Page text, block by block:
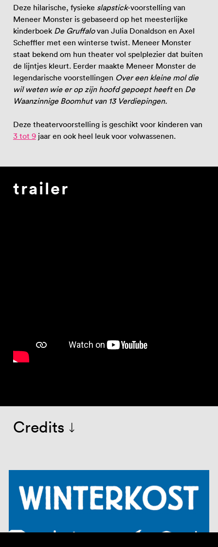
Deze hilarische, fysieke slapstick-voorstelling van
Meneer Monster is gebaseerd op het meesterlijke
kinderboek De Gruffalovan Julia Donaldson en Axel
Scheffler met een winterse twist. Meneer Monster
staat bekend om hun theater vol spelplezier dat buiten
de lijntjes kleurt. Eerder maakte Meneer Monster de
legendarische voorstellingen Over een kleine mol die
wil weten wie er op zijn hoofd gepoept heeften De
Waanzinnige Boomhut van 13 Verdiepingen.
Deze theatervoorstelling is geschikt voor kinderen van
3 tot 9jaar en ook heel leuk voor volwassenen.
trailer
Credits
Regie: Hans Thissen
Decor en kostuum:Johan en Annemarie Klijn
Lichtontwerp:Bart van den Heuvel